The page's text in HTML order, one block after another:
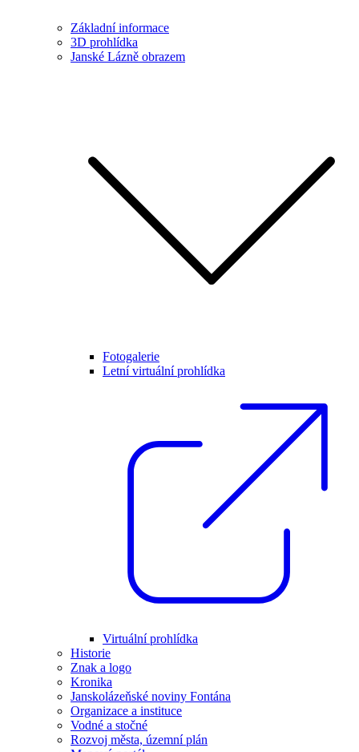
Základní informace
3D prohlídka
Janské Lázně obrazem
Fotogalerie
Letní virtuální prohlídka
Virtuální prohlídka
Historie
Znak a logo
Kronika
Janskolázeňské noviny Fontána
Organizace a instituce
Vodné a stočné
Rozvoj města, územní plán